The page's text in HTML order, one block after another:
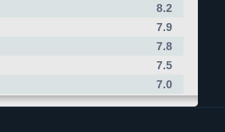
8.2
7.9
7.8
7.5
7.0